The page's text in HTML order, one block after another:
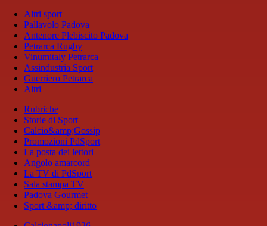
Altri sport
Pallavolo Padova
Antenore Plebiscito Padova
Petrarca Rugby
Vinumitaly Petrarca
Assindustria Sport
Guerriero Petrarca
Altri
Rubriche
Storie di Sport
Calcio&amp;Gossip
Promozioni PdSport
La posta dei lettori
Angolo amarcord
La TV di PdSport
Sala stampa TV
Padova Gourmet
Sport &amp; diritto